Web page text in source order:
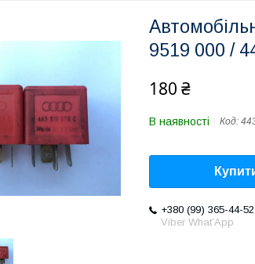
9519 000 /
180 ₴
В наявності Код:
+380 (99) 365-44-52
Viber What’App